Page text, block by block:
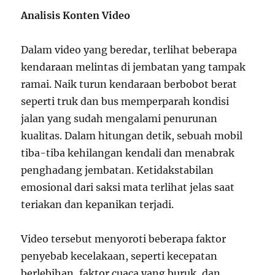
Analisis Konten Video
Dalam video yang beredar, terlihat beberapa
kendaraan melintas di jembatan yang tampak
ramai. Naik turun kendaraan berbobot berat
seperti truk dan bus memperparah kondisi
jalan yang sudah mengalami penurunan
kualitas. Dalam hitungan detik, sebuah mobil
tiba-tiba kehilangan kendali dan menabrak
penghadang jembatan. Ketidakstabilan
emosional dari saksi mata terlihat jelas saat
teriakan dan kepanikan terjadi.
Video tersebut menyoroti beberapa faktor
penyebab kecelakaan, seperti kecepatan